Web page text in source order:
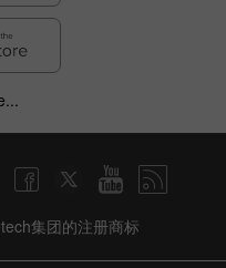
集团的注册商标